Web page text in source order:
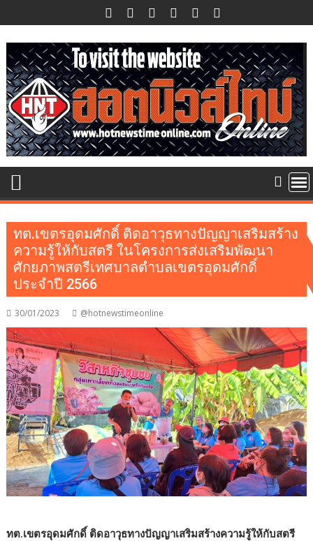
to
content
ทต.เขตรอุดมศักดิ์ ติดอาวุธทางปัญญาเสริมสร้าง
ความรู้ให้กับสตรี ในโครงการส่งเสริมพัฒนา
ศักยภาพสตรีเทศบาลตำบลเขตรอุดมศักดิ์
ประจำปี 2566
30/01/2023 @hotnewstimeonline
ทต.เขตรอุดมศักดิ์ ติดอาวุธทางปัญญาเสริมสร้างความรู้ให้กับสตรี